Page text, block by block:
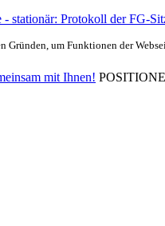
stationär: Protokoll der FG-
Gründen, um Funktionen der
mit Ihnen!